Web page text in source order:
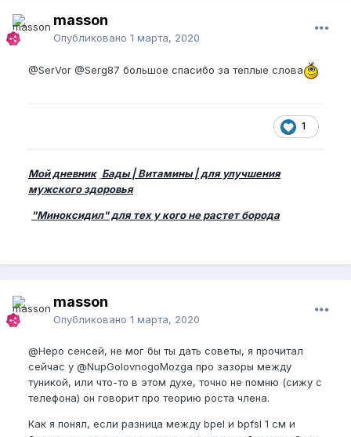
masson
Опубликовано 1 марта, 2020
@SerVor @Serg87 большое спасибо за теплые слова
1
Мой дневник Бады | Витамины | для улучшения
мужского здоровья
"Миноксидил" для тех у кого не растет борода
masson
Опубликовано 1 марта, 2020
@Неро сенсей, не мог бы ты дать советы, я прочитал
сейчас у @NupGolovnogoMozga про зазоры между
туникой, или что-то в этом духе, точно не помню (сижу с
телефона) он говорит про теорию роста члена.
Как я понял, если разница между bpel и bpfsl 1 см и